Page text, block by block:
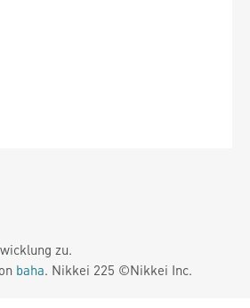
zu.
baha. Nikkei 225 ©Nikkei Inc.